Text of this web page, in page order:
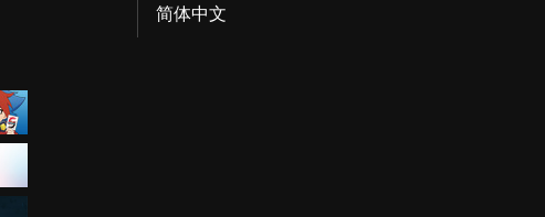
简体中文